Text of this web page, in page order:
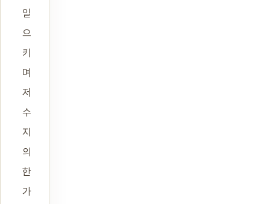
일
으
키
며
저
수
지
의
한
가